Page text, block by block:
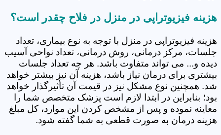
هزینه فیزیوتراپی در منزل در فلاح چقدر است؟
هزینه فیزیوتراپی در منزل با توجه به نوع بیماری، تعداد
جلسات، مرکز درمانی، روش درمانی، تعداد نواحی آسیب
دیده و... می تواند متفاوت باشد. هر چه تعداد جلسات
بیشتری برای درمان نیاز باشد، هزینه آن نیز بیشتر خواهد
شد. همچنین نوع مشکل نیز در قیمت آن تأثیرگذار خواهد
بود؛ بنابراین در ابتدا لازم است پزشک متخصص شما را
معاینه نموده و پس از مشخص کردن این موارد، کل مبلغ
هزینه درمان به صورت قطعی به شما گفته شود.